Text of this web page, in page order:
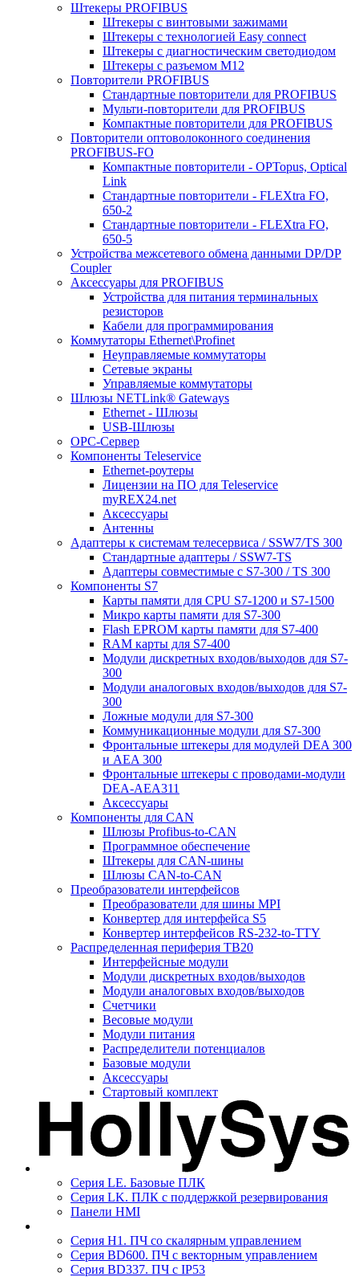
Штекеры PROFIBUS
Штекеры с винтовыми зажимами
Штекеры с технологией Easy connect
Штекеры с диагностическим светодиодом
Штекеры с разъемом М12
Повторители PROFIBUS
Стандартные повторители для PROFIBUS
Мульти-повторители для PROFIBUS
Компактные повторители для PROFIBUS
Повторители оптоволоконного соединения
PROFIBUS-FO
Компактные повторители - OPTopus, Optical
Link
Стандартные повторители - FLEXtra FO,
650-2
Стандартные повторители - FLEXtra FO,
650-5
Устройства межсетевого обмена данными DP/DP
Coupler
Аксессуары для PROFIBUS
Устройства для питания терминальных
резисторов
Кабели для программирования
Коммутаторы Ethernet\Profinet
Неуправляемые коммутаторы
Сетевые экраны
Управляемые коммутаторы
Шлюзы NETLink® Gateways
Ethernet - Шлюзы
USB-Шлюзы
ОРС-Сервер
Компоненты Teleservice
Ethernet-роутеры
Лицензии на ПО для Teleservice
myREX24.net
Аксессуары
Антенны
Адаптеры к системам телесервиса / SSW7/TS 300
Стандартные адаптеры / SSW7-TS
Адаптеры совместимые с S7-300 / TS 300
Компоненты S7
Карты памяти для CPU S7-1200 и S7-1500
Микро карты памяти для S7-300
Flash EPROM карты памяти для S7-400
RAM карты для S7-400
Модули дискретных входов/выходов для S7-
300
Модули аналоговых входов/выходов для S7-
300
Ложные модули для S7-300
Коммуникационные модули для S7-300
Фронтальные штекеры для модулей DEA 300
и AEA 300
Фронтальные штекеры с проводами-модули
DEA-AEA311
Аксессуары
Компоненты для CAN
Шлюзы Profibus-to-CAN
Программное обеспечение
Штекеры для CAN-шины
Шлюзы CAN-to-CAN
Преобразователи интерфейсов
Преобразователи для шины MPI
Конвертер для интерфейса S5
Конвертер интерфейсов RS-232-to-TTY
Распределенная периферия TB20
Интерфейсные модули
Модули дискретных входов/выходов
Модули аналоговых входов/выходов
Счетчики
Весовые модули
Модули питания
Распределители потенциалов
Базовые модули
Аксесcуары
Стартовый комплект
Серия LE. Базовые ПЛК
Серия LK. ПЛК с поддержкой резервирования
Панели HMI
Серия H1. ПЧ со скалярным управлением
Серия BD600. ПЧ с векторным управлением
Серия BD337. ПЧ с IP53